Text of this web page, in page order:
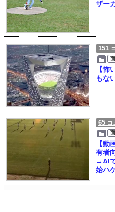
ザー
151
【怖
もな
65 コ
【動
有者
→AI
始ハ